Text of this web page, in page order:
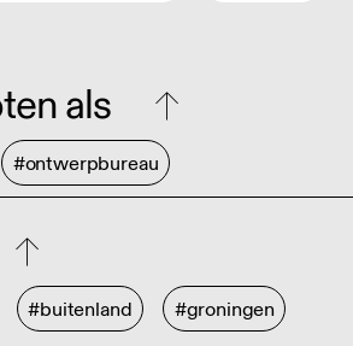
als
#ontwerpbureau
#buitenland #groningen